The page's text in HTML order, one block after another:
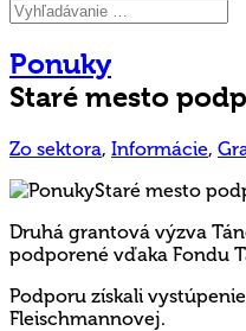
Ponuky
Staré mesto
Zo sektora, Informácie,
Druhá grantová výzva
podporené vďaka Fondu
Podporu získali
Fleischmannovej.